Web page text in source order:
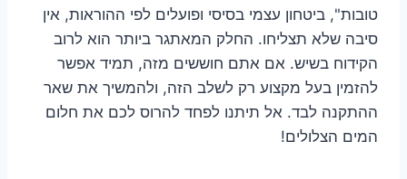
טובות", ביטחון עצמי בסיסי ופועלים לפי ההוראות, אין
סיבה שלא תצליחו. החלק המאתגר ביותר הוא לרוב
הקידוח בשיש. אם אתם חוששים מזה, תמיד אפשר
להזמין בעל מקצוע רק לשלב הזה, ולהמשיך את שאר
ההתקנה לבד. אל תיתנו לפחד להרוס לכם את חלום
המים הצלולים!